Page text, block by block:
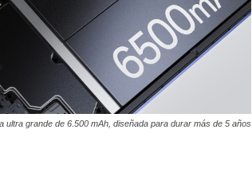
ultra grande de 6.500 mAh, diseñada para durar más de 5 años